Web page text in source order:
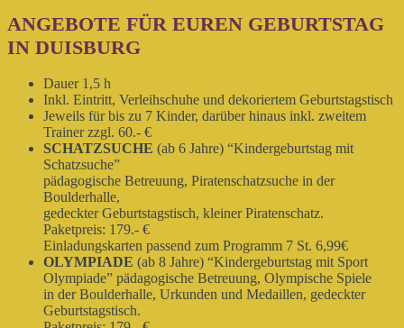
ANGEBOTE FÜR EUREN GEBURTSTAG
IN DUISBURG
Dauer 1,5 h
Inkl. Eintritt, Verleihschuhe und dekoriertem Geburtstagstisch
Jeweils für bis zu 7 Kinder, darüber hinaus inkl. zweitem
Trainer zzgl. 60.- €
SCHATZSUCHE (ab 6 Jahre) “Kindergeburtstag mit
Schatzsuche”
pädagogische Betreuung, Piratenschatzsuche in der
Boulderhalle,
gedeckter Geburtstagstisch, kleiner Piratenschatz.
Paketpreis: 179.- €
Einladungskarten passend zum Programm 7 St. 6,99€
OLYMPIADE (ab 8 Jahre) “Kindergeburtstag mit Sport
Olympiade” pädagogische Betreuung, Olympische Spiele
in der Boulderhalle, Urkunden und Medaillen, gedeckter
Geburtstagstisch.